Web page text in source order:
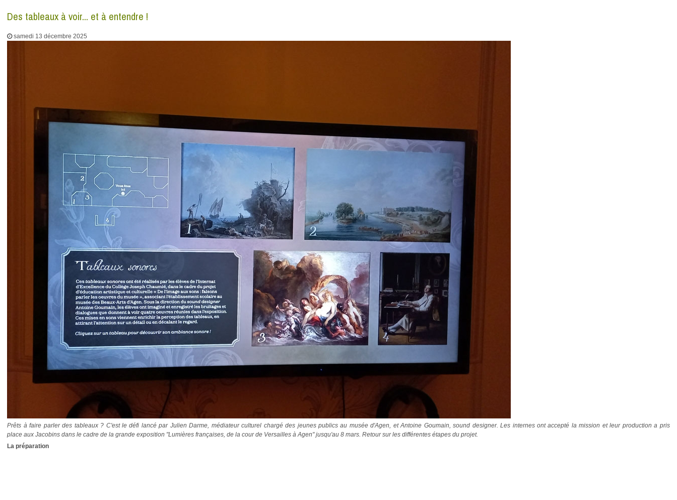
Des tableaux à voir... et à entendre !
samedi 13 décembre 2025
Prêts à faire parler des tableaux ? C'est le défi lancé par Julien Darme, médiateur culturel chargé des jeunes publics au musée d'Agen, et Antoine Goumain, sound designer. Les internes ont accepté la mission et leur production a pris
place aux Jacobins dans le cadre de la grande exposition "Lumières françaises, de la cour de Versailles à Agen" jusqu'au 8 mars. Retour sur les différentes étapes du projet.
La préparation